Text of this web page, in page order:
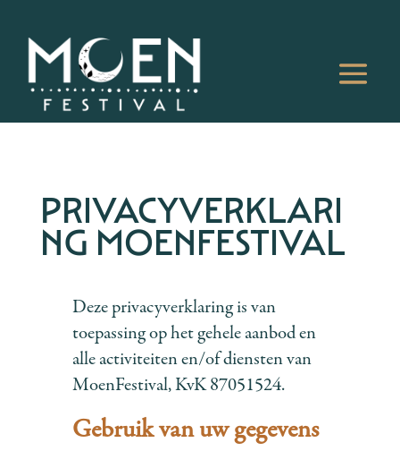
PRIVACYVERKLARI
NG MOENFESTIVAL
Deze privacyverklaring is van
toepassing op het gehele aanbod en
alle activiteiten en/of diensten van
MoenFestival, KvK 87051524.
Gebruik van uw gegevens